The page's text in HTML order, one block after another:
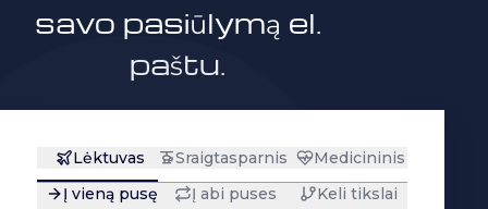
savo pasiūlymą el.
paštu.